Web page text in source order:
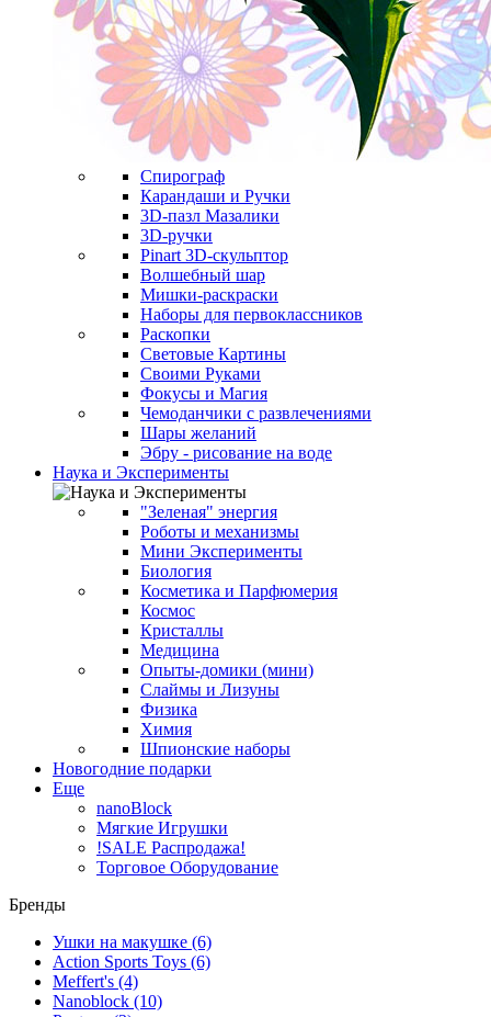
Спирограф
Карандаши и Ручки
3D-пазл Мазалики
3D-ручки
Pinart 3D-скульптор
Волшебный шар
Мишки-раскраски
Наборы для первоклассников
Раскопки
Световые Картины
Своими Руками
Фокусы и Магия
Чемоданчики с развлечениями
Шары желаний
Эбру - рисование на воде
Наука и Эксперименты
"Зеленая" энергия
Роботы и механизмы
Мини Эксперименты
Биология
Косметика и Парфюмерия
Космос
Кристаллы
Медицина
Опыты-домики (мини)
Слаймы и Лизуны
Физика
Химия
Шпионские наборы
Новогодние подарки
Еще
nanoBlock
Мягкие Игрушки
!SALE Распродажа!
Торговое Оборудование
Бренды
Ушки на макушке (6)
Action Sports Toys (6)
Meffert's (4)
Nanoblock (10)